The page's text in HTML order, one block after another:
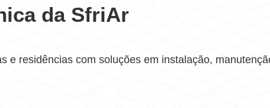
da SfriAr
e residências com soluções em instalação,